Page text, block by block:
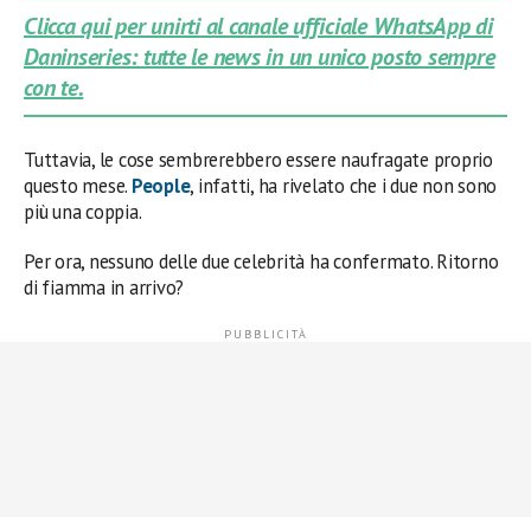
Clicca qui per unirti al canale ufficiale WhatsApp di
Daninseries: tutte le news in un unico posto sempre
con te.
Tuttavia, le cose sembrerebbero essere naufragate proprio
questo mese. People, infatti, ha rivelato che i due non sono
più una coppia.
Per ora, nessuno delle due celebrità ha confermato. Ritorno
di fiamma in arrivo?